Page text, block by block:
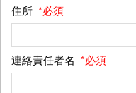
住所 *必須
連絡責任者名 *必須